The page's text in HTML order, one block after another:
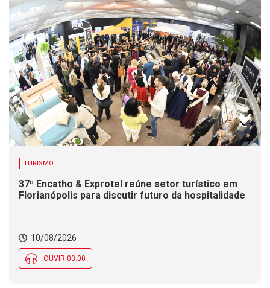
TURISMO
37º Encatho & Exprotel reúne setor turístico em
Florianópolis para discutir futuro da hospitalidade
10/08/2026
OUVIR 03:00